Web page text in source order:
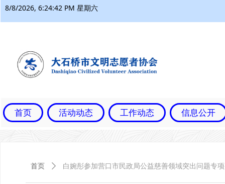
首页 活动动态 工作动态 信息公开
8/8/2026, 6:24:43 PM 星期六
首页 ꄲ 白婉彤参加营口市民政局公益慈善领域突出问题专